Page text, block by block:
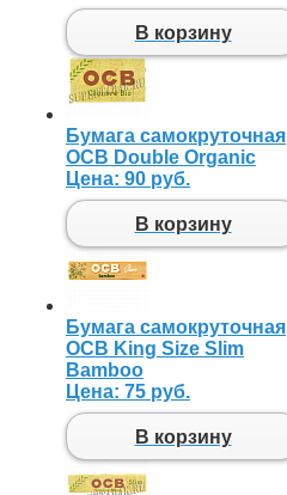
В корзину
Бумага самокруточная
OCB Double Organic
Цена: 90 руб.
В корзину
Бумага самокруточная
OCB King Size Slim
Bamboo
Цена: 75 руб.
В корзину